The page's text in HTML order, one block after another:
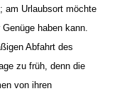
am Urlaubsort möchte
haben kann.
Abfahrt des
zu früh, denn die
von ihren